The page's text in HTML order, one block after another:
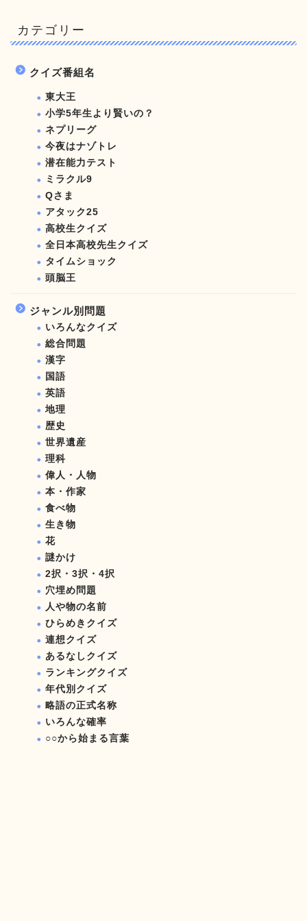
カテゴリー
クイズ番組名
東大王
小学5年生より賢いの？
ネプリーグ
今夜はナゾトレ
潜在能力テスト
ミラクル9
Qさま
アタック25
高校生クイズ
全日本高校先生クイズ
タイムショック
頭脳王
ジャンル別問題
いろんなクイズ
総合問題
漢字
国語
英語
地理
歴史
世界遺産
理科
偉人・人物
本・作家
食べ物
生き物
花
謎かけ
2択・3択・4択
穴埋め問題
人や物の名前
ひらめきクイズ
連想クイズ
あるなしクイズ
ランキングクイズ
年代別クイズ
略語の正式名称
いろんな確率
○○から始まる言葉